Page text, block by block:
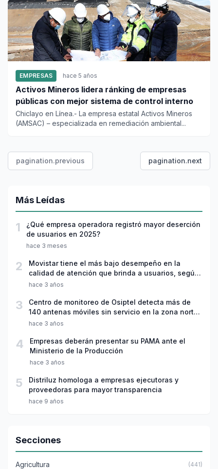
EMPRESAS hace 5 años
Activos Mineros lidera ránking de empresas
públicas con mejor sistema de control interno
Chiclayo en Línea.- La empresa estatal Activos Mineros
(AMSAC) – especializada en remediación ambiental...
pagination.previous pagination.next
Más Leídas
1
¿Qué empresa operadora registró mayor deserción
de usuarios en 2025?
hace 3 meses
2
Movistar tiene el más bajo desempeño en la
calidad de atención que brinda a usuarios, según
Osiptel
hace 3 años
3
Centro de monitoreo de Osiptel detecta más de
140 antenas móviles sin servicio en la zona norte
del país
hace 3 años
4
Empresas deberán presentar su PAMA ante el
Ministerio de la Producción
hace 3 años
5
Distriluz homologa a empresas ejecutoras y
proveedoras para mayor transparencia
hace 9 años
Secciones
Agricultura (441)